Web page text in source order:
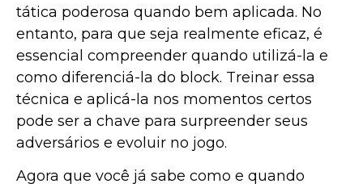
tática poderosa quando bem aplicada. No
entanto, para que seja realmente eficaz, é
essencial compreender quando utilizá-la e
como diferenciá-la do block. Treinar essa
técnica e aplicá-la nos momentos certos
pode ser a chave para surpreender seus
adversários e evoluir no jogo.
Agora que você já sabe como e quando